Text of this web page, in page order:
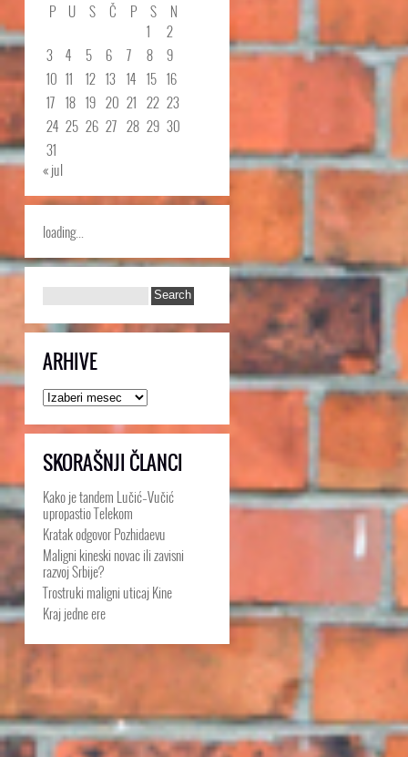
P U S Č P S
N
1
2
3
4 5 6 7 8
9
10 11 12 13 14 15 16
17 18 19 20 21 22 23
24 25 26 27 28 29 30
31
« jul
loading...
ARHIVE
Arhive
SKORAŠNJI ČLANCI
Kako je tandem Lučić–Vučić
upropastio Telekom
Kratak odgovor Pozhidaevu
Maligni kineski novac ili zavisni
razvoj Srbije?
Trostruki maligni uticaj Kine
Kraj jedne ere